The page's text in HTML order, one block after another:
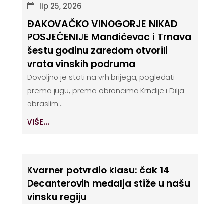
lip 25, 2026
ĐAKOVAČKO VINOGORJE NIKAD
POSJEĆENIJE Mandićevac i Trnava
šestu godinu zaredom otvorili
vrata vinskih podruma
Dovoljno je stati na vrh brijega, pogledati
prema jugu, prema obroncima Krndije i Dilja
obraslim...
VIŠE...
Kvarner potvrdio klasu: čak 14
Decanterovih medalja stiže u našu
vinsku regiju